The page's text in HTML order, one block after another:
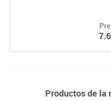
Productos de la